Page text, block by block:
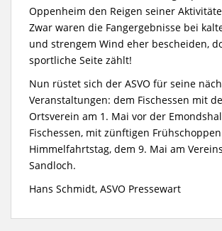
Oppenheim den Reigen seiner
Zwar waren die Fangergebnisse bei
und strengem Wind eher bescheiden,
sportliche Seite zählt!
Nun rüstet sich der ASVO für seine
Veranstaltungen: dem Fischessen mit
Ortsverein am 1. Mai vor der
Fischessen, mit zünftigen
Himmelfahrtstag, dem 9. Mai am
Sandloch.
Hans Schmidt, ASVO Pressewart